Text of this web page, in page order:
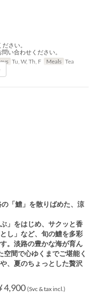
さい。
い合わせください。
Tu, W, Th, F Meals Tea
「鱧」を散りばめた、涼
」をはじめ、サクッと香
し」など、旬の鱧を多彩
。淡路の豊かな海が育ん
間で心ゆくまでご堪能く
、夏のちょっとした贅沢
4,900 (Svc & tax incl.)